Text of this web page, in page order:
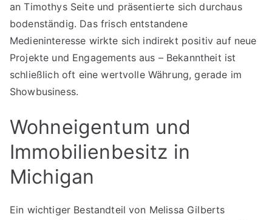
an Timothys Seite und präsentierte sich durchaus
bodenständig. Das frisch entstandene
Medieninteresse wirkte sich indirekt positiv auf neue
Projekte und Engagements aus – Bekanntheit ist
schließlich oft eine wertvolle Währung, gerade im
Showbusiness.
Wohneigentum und
Immobilienbesitz in
Michigan
Ein wichtiger Bestandteil von Melissa Gilberts